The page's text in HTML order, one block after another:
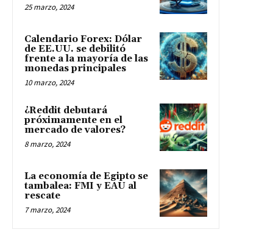
25 marzo, 2024
Calendario Forex: Dólar
de EE.UU. se debilitó
frente a la mayoría de las
monedas principales
10 marzo, 2024
¿Reddit debutará
próximamente en el
mercado de valores?
8 marzo, 2024
La economía de Egipto se
tambalea: FMI y EAU al
rescate
7 marzo, 2024